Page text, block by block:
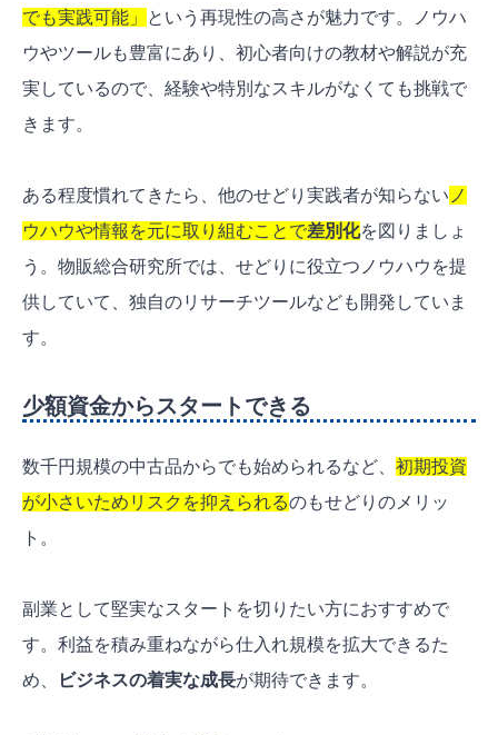
でも実践可能」
という再現性の高さが魅力です。ノウハ
ウやツールも豊富にあり、初心者向けの教材や解説が充
実しているので、経験や特別なスキルがなくても挑戦で
きます。
ある程度慣れてきたら、他のせどり実践者が知らない ノ
ウハウや情報を元に取り組むことで差別化を図りましょ
う。物販総合研究所では、せどりに役立つノウハウを提
供していて、独自のリサーチツールなども開発していま
す。
少額資金からスタートできる
数千円規模の中古品からでも始められるなど、 初期投資
が小さいためリスクを抑えられるのもせどりのメリッ
ト。
副業として堅実なスタートを切りたい方におすすめで
す。利益を積み重ねながら仕入れ規模を拡大できるた
め、
ビジネスの着実な成長が期待できます。